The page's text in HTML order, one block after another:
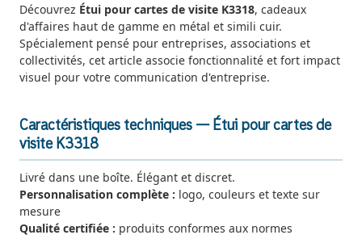
Découvrez Étui pour cartes de visite K3318, cadeaux
d'affaires haut de gamme en métal et simili cuir.
Spécialement pensé pour entreprises, associations et
collectivités, cet article associe fonctionnalité et fort impact
visuel pour votre communication d'entreprise.
Caractéristiques techniques — Étui pour cartes de
visite K3318
Livré dans une boîte. Élégant et discret.
Personnalisation complète : logo, couleurs et texte sur
mesure
Qualité certifiée : produits conformes aux normes